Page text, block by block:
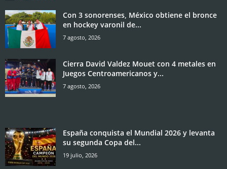
Con 3 sonorenses, México obtiene el bronce
en hockey varonil de...
7 agosto, 2026
Cierra David Valdez Mouet con 4 metales en
Juegos Centroamericanos y...
7 agosto, 2026
España conquista el Mundial 2026 y levanta
su segunda Copa del...
19 julio, 2026